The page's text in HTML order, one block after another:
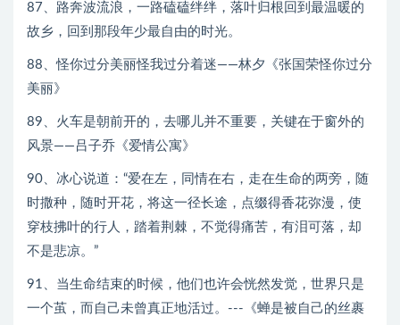
87、路奔波流浪，一路磕磕绊绊，落叶归根回到最温暖的
故乡，回到那段年少最自由的时光。
88、怪你过分美丽怪我过分着迷——林夕《张国荣怪你过分
美丽》
89、火车是朝前开的，去哪儿并不重要，关键在于窗外的
风景——吕子乔《爱情公寓》
90、冰心说道：“爱在左，同情在右，走在生命的两旁，随
时撒种，随时开花，将这一径长途，点缀得香花弥漫，使
穿枝拂叶的行人，踏着荆棘，不觉得痛苦，有泪可落，却
不是悲凉。”
91、当生命结束的时候，他们也许会恍然发觉，世界只是
一个茧，而自己未曾真正地活过。---《蝉是被自己的丝裹